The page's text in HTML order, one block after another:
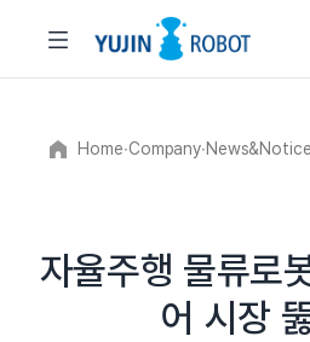
Home∙Company∙News&Notice
자율주행 물류로
어 시장